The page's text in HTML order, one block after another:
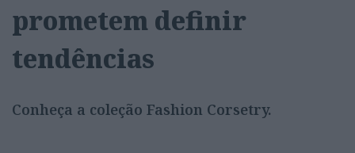
prometem definir
tendências
Conheça a coleção Fashion Corsetry.